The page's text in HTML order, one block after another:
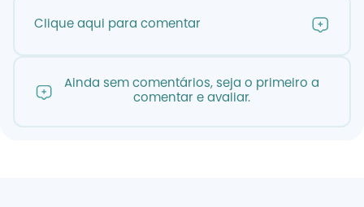
Clique aqui para comentar
Ainda sem comentários, seja o primeiro a
comentar e avaliar.